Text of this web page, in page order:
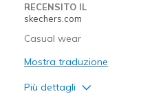
RECENSITO IL
skechers.com
Casual wear
Mostra traduzione
Più dettagli